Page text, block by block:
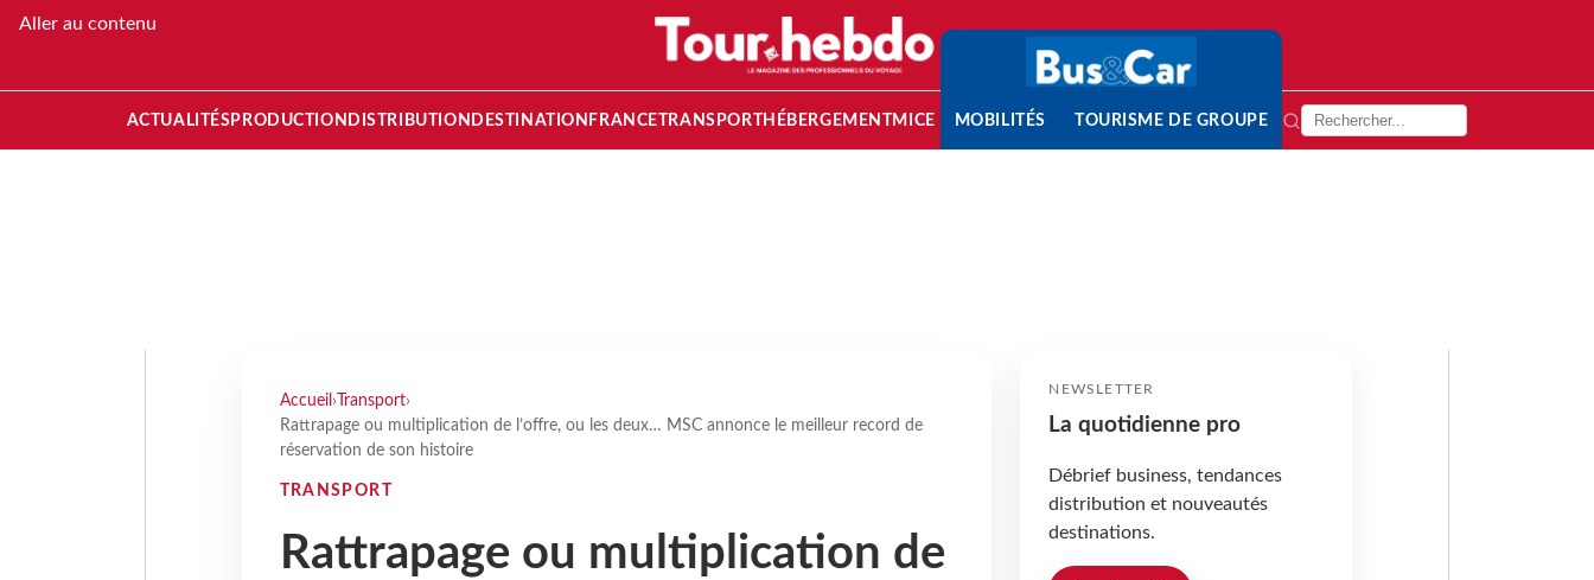
Aller au contenu
ACTUALITÉS PRODUCTION DISTRIBUTION DESTINATION FRANCETRANSPORT HÉBERGEMENTMICE MOBILITÉS TOURISME DE GROUPE
Accueil › Transport›
Rattrapage ou multiplication de l’offre, ou les deux… MSC annonce le meilleur record de
réservation de son histoire
TRANSPORT
Rattrapage ou multiplication de
NEWSLETTER
La quotidienne pro
Débrief business, tendances
distribution et nouveautés
destinations.